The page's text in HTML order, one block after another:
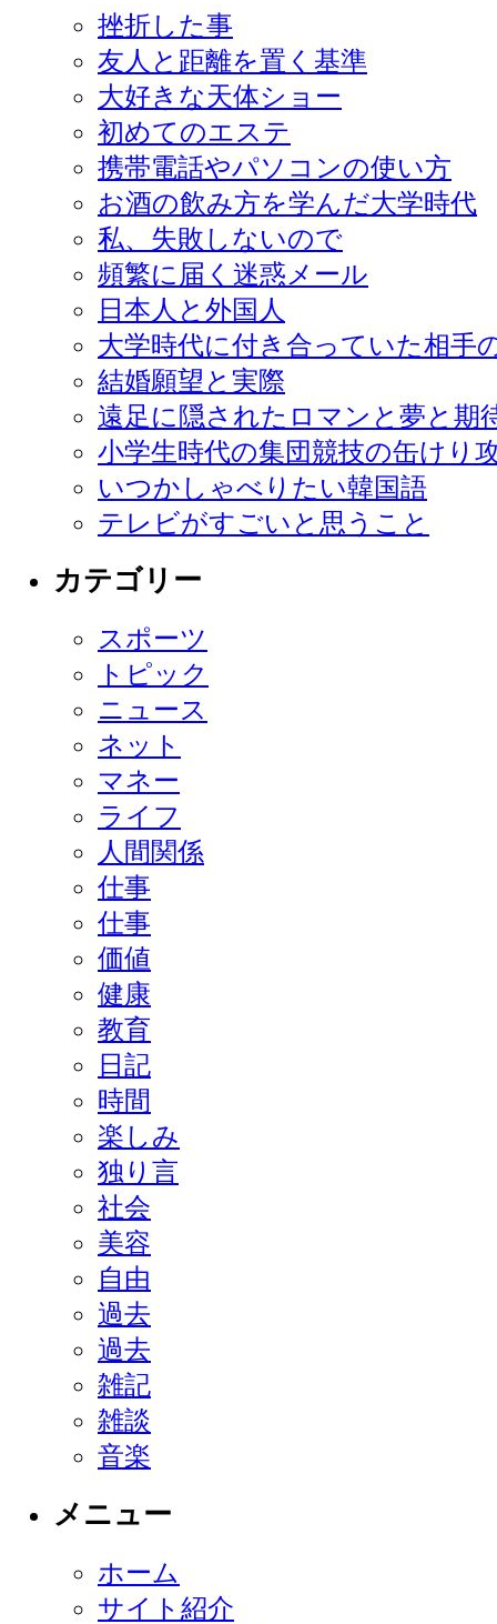
挫折した事
友人と距離を置く基準
大好きな天体ショー
初めてのエステ
携帯電話やパソコンの使い方
お酒の飲み方を学んだ大学時代
私、失敗しないので
頻繁に届く迷惑メール
日本人と外国人
大学時代に付き合っていた相手
結婚願望と実際
遠足に隠されたロマンと夢と期
小学生時代の集団競技の缶けり
いつかしゃべりたい韓国語
テレビがすごいと思うこと
カテゴリー
スポーツ
トピック
ニュース
ネット
マネー
ライフ
人間関係
仕事
仕事
価値
健康
教育
日記
時間
楽しみ
独り言
社会
美容
自由
過去
過去
雑記
雑談
音楽
メニュー
ホーム
サイト紹介